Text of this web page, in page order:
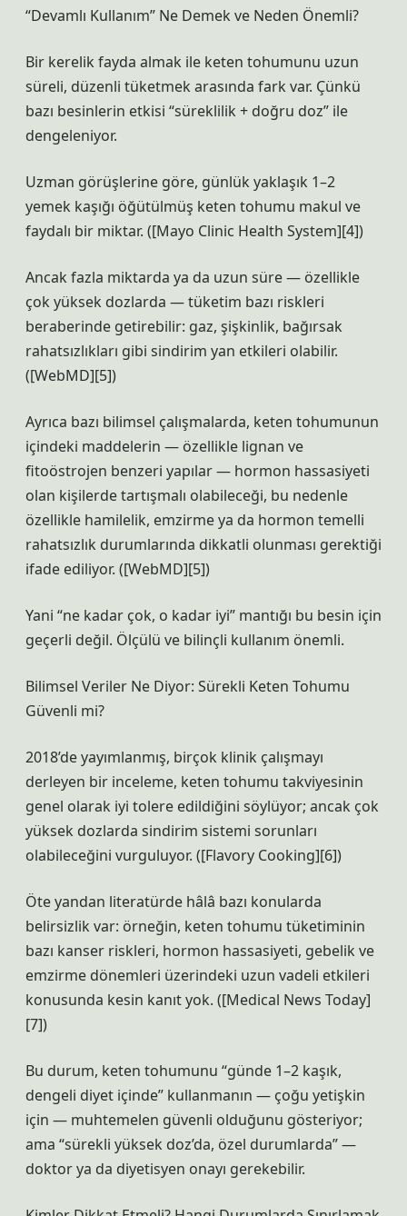
“Devamlı Kullanım” Ne Demek ve Neden Önemli?
Bir kerelik fayda almak ile keten tohumunu uzun
süreli, düzenli tüketmek arasında fark var. Çünkü
bazı besinlerin etkisi “süreklilik + doğru doz” ile
dengeleniyor.
Uzman görüşlerine göre, günlük yaklaşık 1–2
yemek kaşığı öğütülmüş keten tohumu makul ve
faydalı bir miktar. ([Mayo Clinic Health System][4])
Ancak fazla miktarda ya da uzun süre — özellikle
çok yüksek dozlarda — tüketim bazı riskleri
beraberinde getirebilir: gaz, şişkinlik, bağırsak
rahatsızlıkları gibi sindirim yan etkileri olabilir.
([WebMD][5])
Ayrıca bazı bilimsel çalışmalarda, keten tohumunun
içindeki maddelerin — özellikle lignan ve
fitoöstrojen benzeri yapılar — hormon hassasiyeti
olan kişilerde tartışmalı olabileceği, bu nedenle
özellikle hamilelik, emzirme ya da hormon temelli
rahatsızlık durumlarında dikkatli olunması gerektiği
ifade ediliyor. ([WebMD][5])
Yani “ne kadar çok, o kadar iyi” mantığı bu besin için
geçerli değil. Ölçülü ve bilinçli kullanım önemli.
Bilimsel Veriler Ne Diyor: Sürekli Keten Tohumu
Güvenli mi?
2018’de yayımlanmış, birçok klinik çalışmayı
derleyen bir inceleme, keten tohumu takviyesinin
genel olarak iyi tolere edildiğini söylüyor; ancak çok
yüksek dozlarda sindirim sistemi sorunları
olabileceğini vurguluyor. ([Flavory Cooking][6])
Öte yandan literatürde hâlâ bazı konularda
belirsizlik var: örneğin, keten tohumu tüketiminin
bazı kanser riskleri, hormon hassasiyeti, gebelik ve
emzirme dönemleri üzerindeki uzun vadeli etkileri
konusunda kesin kanıt yok. ([Medical News Today]
[7])
Bu durum, keten tohumunu “günde 1–2 kaşık,
dengeli diyet içinde” kullanmanın — çoğu yetişkin
için — muhtemelen güvenli olduğunu gösteriyor;
ama “sürekli yüksek doz’da, özel durumlarda” —
doktor ya da diyetisyen onayı gerekebilir.